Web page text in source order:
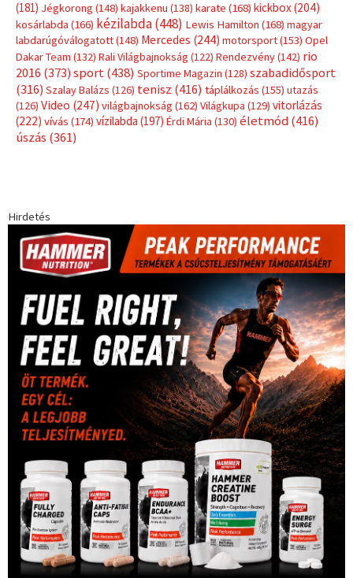
(181) Jégkorong (148) kajakkenu (138) karate (168) kickbox(204)
kosárlabda (166) kézilabda(448) Lewis Hamilton (168) magyar
labdarúgóválogatott(148) Mercedes (244) motorsport(153) Opel
Dakar Team (132) Rali Világbajnokság (122) Rendezvény(142) rio
2016 (373) sport(438) Sportime Magazin (128) szabadidősport
(316) Szalay Balázs (126) tenisz (416) táplálkozás (155) utazás
(126) Video (247) világbajnokság (162) Világkupa (129) vitorlázás
(222) vívás (174) vízilabda (197) Érdi Mária (130) életmód(416)
úszás (361)
Hirdetés